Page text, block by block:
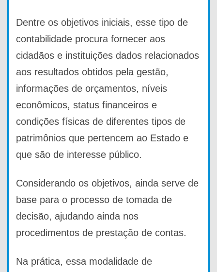
Dentre os objetivos iniciais, esse tipo de
contabilidade procura fornecer aos
cidadãos e instituições dados relacionados
aos resultados obtidos pela gestão,
informações de orçamentos, níveis
econômicos, status financeiros e
condições físicas de diferentes tipos de
patrimônios que pertencem ao Estado e
que são de interesse público.
Considerando os objetivos, ainda serve de
base para o processo de tomada de
decisão, ajudando ainda nos
procedimentos de prestação de contas.
Na prática, essa modalidade de